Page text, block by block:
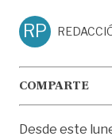
RP
COMPARTE
Desde este